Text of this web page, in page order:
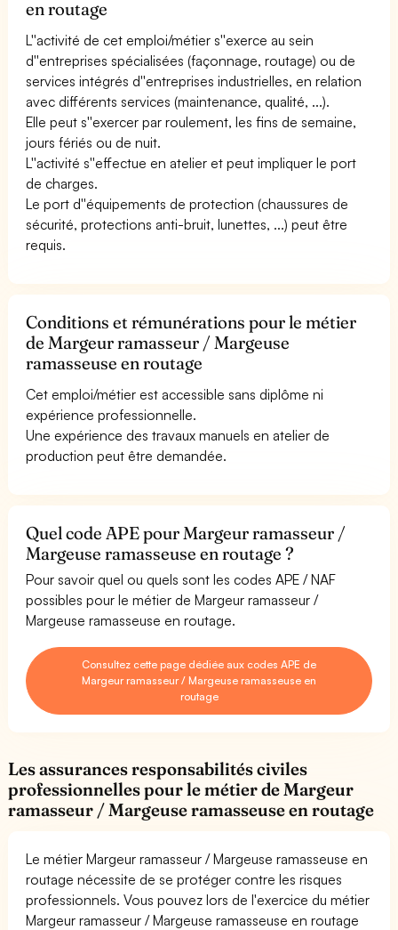
en routage
L''activité de cet emploi/métier s''exerce au sein
d''entreprises spécialisées (façonnage, routage) ou de
services intégrés d''entreprises industrielles, en relation
avec différents services (maintenance, qualité, ...).
Elle peut s''exercer par roulement, les fins de semaine,
jours fériés ou de nuit.
L''activité s''effectue en atelier et peut impliquer le port
de charges.
Le port d''équipements de protection (chaussures de
sécurité, protections anti-bruit, lunettes, ...) peut être
requis.
Conditions et rémunérations pour le métier
de Margeur ramasseur / Margeuse
ramasseuse en routage
Cet emploi/métier est accessible sans diplôme ni
expérience professionnelle.
Une expérience des travaux manuels en atelier de
production peut être demandée.
Quel code APE pour Margeur ramasseur /
Margeuse ramasseuse en routage ?
Pour savoir quel ou quels sont les codes APE / NAF
possibles pour le métier de Margeur ramasseur /
Margeuse ramasseuse en routage.
Consultez cette page dédiée aux codes APE de
Margeur ramasseur / Margeuse ramasseuse en
routage
Les assurances responsabilités civiles
professionnelles pour le métier de Margeur
ramasseur / Margeuse ramasseuse en routage
Le métier Margeur ramasseur / Margeuse ramasseuse en
routage nécessite de se protéger contre les risques
professionnels. Vous pouvez lors de l'exercice du métier
Margeur ramasseur / Margeuse ramasseuse en routage